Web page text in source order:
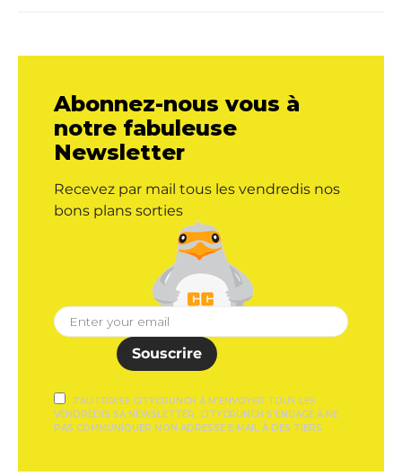
Abonnez-nous vous à
notre fabuleuse
Newsletter
Recevez par mail tous les vendredis nos
bons plans sorties
Souscrire
J'AUTORISE CITYCRUNCH À M'ENVOYER TOUS LES
VENDREDIS SA NEWSLETTER. CITYCRUNCH S'ENGAGE À NE
PAS COMMUNIQUER MON ADRESSE E-MAIL À DES TIERS.